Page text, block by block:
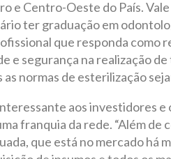
e Centro-Oeste do País.
ter graduação em
que responda como
e segurança na realização
normas de esterilização
aos investidores
franquia da rede. “Além
que está no mercado há